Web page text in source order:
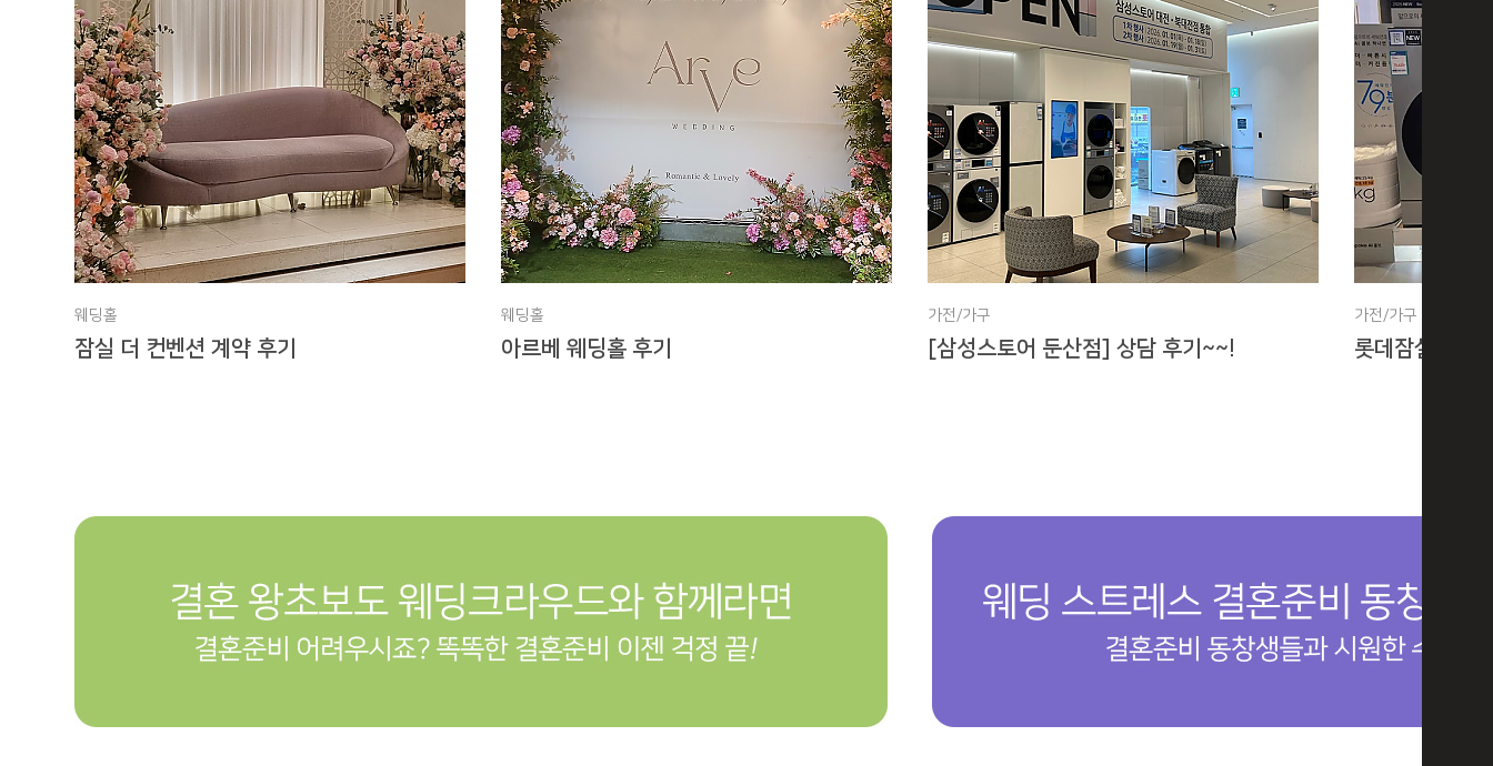
웨딩홀
잠실 더 컨벤션 계약 후기
웨딩홀
아르베 웨딩홀 후기
가전/가구
[삼성스토어 둔산점] 상담 후기~~!
가전/가구
롯데잠실점 삼